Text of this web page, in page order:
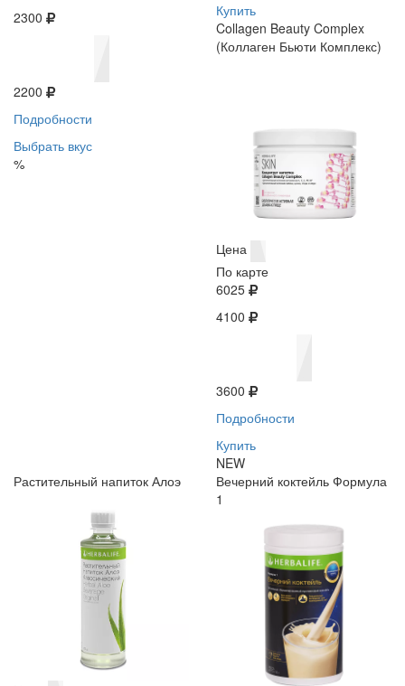
2300
2200
Подробности
Выбрать вкус
%
Купить
Collagen Beauty Complex
(Коллаген Бьюти Комплекс)
Цена
По карте
6025
4100
3600
Подробности
Купить
NEW
Растительный напиток Алоэ
Вечерний коктейль Формула
1